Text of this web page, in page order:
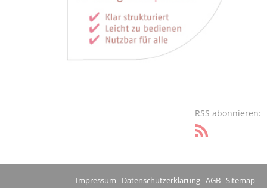
RSS abonnieren:
Impressum Datenschutzerklärung AGB Sitemap